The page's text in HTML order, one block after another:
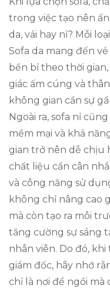
trong việc tạo nên
da, vải hay nỉ? Mỗi
Sofa da mang đến
bền bỉ theo thời
giác ấm cúng và
không gian cần sự
Ngoài ra, sofa nỉ
mềm mại và khả
gian trở nên dễ chịu
chất liệu cần cân
và công năng sử
không chỉ nâng cao
mà còn tạo ra môi
tăng cường sự sáng
nhân viên. Do đó,
giám đốc, hãy nhớ
chỉ là nơi để ngồi mà